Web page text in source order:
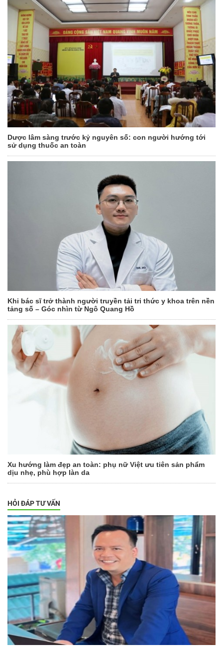
Dược lâm sàng trước kỷ nguyên số: con người hướng tới
sử dụng thuốc an toàn
Khi bác sĩ trở thành người truyền tải tri thức y khoa trên nền
tảng số – Góc nhìn từ Ngô Quang Hồ
Xu hướng làm đẹp an toàn: phụ nữ Việt ưu tiên sản phẩm
dịu nhẹ, phù hợp làn da
HỎI ĐÁP TƯ VẤN